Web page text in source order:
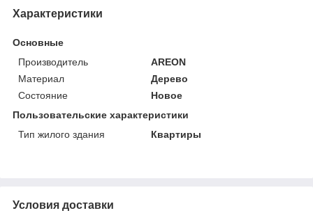
Характеристики
Основные
Производитель
AREON
Материал
Дерево
Состояние
Новое
Пользовательские характеристики
Тип жилого здания
Квартиры
Условия доставки